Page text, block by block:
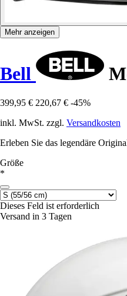
Mehr anzeigen
Bell
399,95 € 220,67 € -45%
inkl. MwSt. zzgl. Versandkosten
Erleben Sie das legendäre
Größe
*
Dieses Feld ist erforderlich
Versand in 3 Tagen